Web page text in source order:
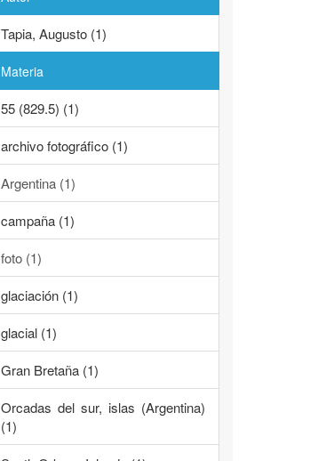
Tapia, Augusto (1)
Materia
55 (829.5) (1)
archivo fotográfico (1)
Argentina (1)
campaña (1)
foto (1)
glaciación (1)
glacial (1)
Gran Bretaña (1)
Orcadas del sur, islas (Argentina)
(1)